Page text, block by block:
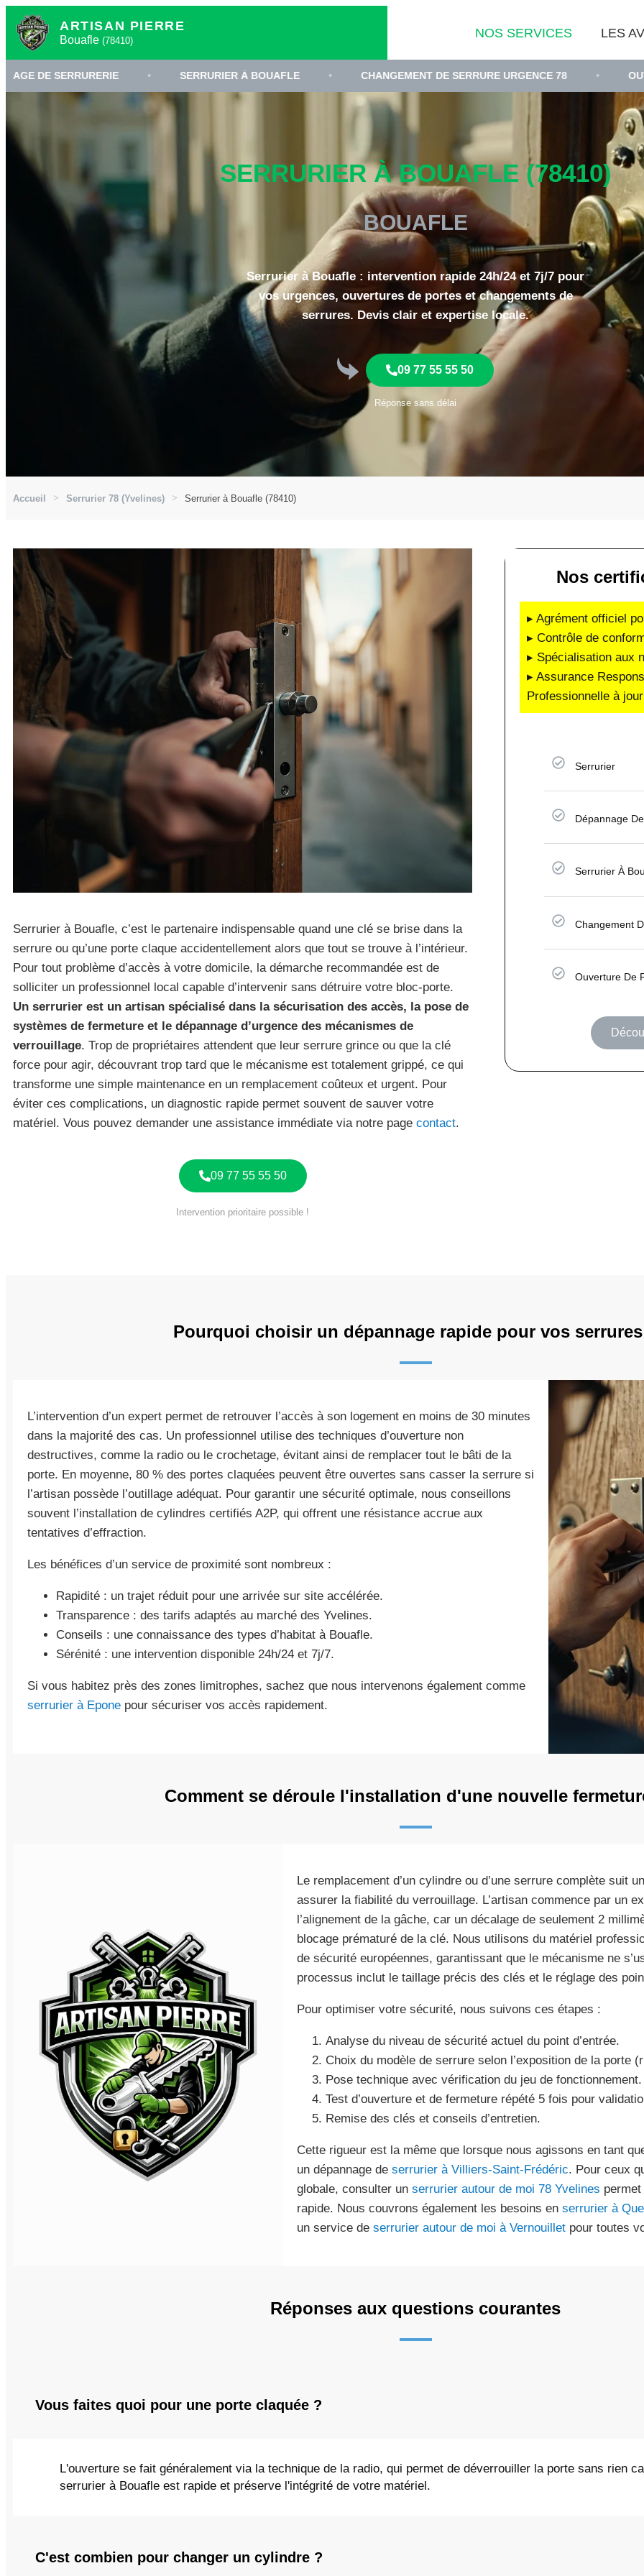
ARTISAN PIERRE
Bouafle (78410)
NOS SERVICES LES
• SERRURIER À BOUAFLE • CHANGEMENT DE SERRURE URGENCE 78 • OUVERTURE
SERRURIER À BOUAFLE (78410)
BOUAFLE
Serrurier à Bouafle : intervention rapide 24h/24 et 7j/7 pour
vos urgences, ouvertures de portes et changements de
serrures. Devis clair et expertise locale.
09 77 55 55 50
Réponse sans délai
Accueil Serrurier 78 (Yvelines) Serrurier à Bouafle (78410)
Serrurier à Bouafle, c’est le partenaire indispensable quand une clé se brise dans la
serrure ou qu’une porte claque accidentellement alors que tout se trouve à l’intérieur.
Pour tout problème d’accès à votre domicile, la démarche recommandée est de
solliciter un professionnel local capable d’intervenir sans détruire votre bloc-porte.
Un serrurier est un artisan spécialisé dans la sécurisation des accès, la pose de
systèmes de fermeture et le dépannage d’urgence des mécanismes de
verrouillage. Trop de propriétaires attendent que leur serrure grince ou que la clé
force pour agir, découvrant trop tard que le mécanisme est totalement grippé, ce qui
transforme une simple maintenance en un remplacement coûteux et urgent. Pour
éviter ces complications, un diagnostic rapide permet souvent de sauver votre
matériel. Vous pouvez demander une assistance immédiate via notre page contact.
09 77 55 55 50
Intervention prioritaire possible !
Nos
▸ Agrément officiel
▸ Contrôle de
▸ Spécialisation aux
▸ Assurance
Professionnelle à jour
Serrurier
Dépannage
Serrurier À
Changement
Ouverture De
Pourquoi choisir un dépannage rapide pour vos
L’intervention d’un expert permet de retrouver l’accès à son logement en moins de 30 minutes
dans la majorité des cas. Un professionnel utilise des techniques d’ouverture non
destructives, comme la radio ou le crochetage, évitant ainsi de remplacer tout le bâti de la
porte. En moyenne, 80 % des portes claquées peuvent être ouvertes sans casser la serrure si
l’artisan possède l’outillage adéquat. Pour garantir une sécurité optimale, nous conseillons
souvent l’installation de cylindres certifiés A2P, qui offrent une résistance accrue aux
tentatives d’effraction.
Les bénéfices d’un service de proximité sont nombreux :
Rapidité : un trajet réduit pour une arrivée sur site accélérée.
Transparence : des tarifs adaptés au marché des Yvelines.
Conseils : une connaissance des types d’habitat à Bouafle.
Sérénité : une intervention disponible 24h/24 et 7j/7.
Si vous habitez près des zones limitrophes, sachez que nous intervenons également comme
serrurier à Epone pour sécuriser vos accès rapidement.
Comment se déroule l'installation d'une nouvelle
Le remplacement d’un cylindre ou d’une serrure complète suit
assurer la fiabilité du verrouillage. L’artisan commence par un
l’alignement de la gâche, car un décalage de seulement 2
blocage prématuré de la clé. Nous utilisons du matériel
de sécurité européennes, garantissant que le mécanisme ne
processus inclut le taillage précis des clés et le réglage des
Pour optimiser votre sécurité, nous suivons ces étapes :
Analyse du niveau de sécurité actuel du point d’entrée.
Choix du modèle de serrure selon l’exposition de la porte
Pose technique avec vérification du jeu de fonctionnement.
Test d’ouverture et de fermeture répété 5 fois pour
Remise des clés et conseils d’entretien.
Cette rigueur est la même que lorsque nous agissons en tant
un dépannage de serrurier à Villiers-Saint-Frédéric. Pour ceux
globale, consulter un serrurier autour de moi 78 Yvelines permet
rapide. Nous couvrons également les besoins en serrurier à
un service de serrurier autour de moi à Vernouilletpour toutes
Réponses aux questions courantes
Vous faites quoi pour une porte claquée ?
L'ouverture se fait généralement via la technique de la radio, qui permet de déverrouiller la porte sans rien
serrurier à Bouafle est rapide et préserve l'intégrité de votre matériel.
C'est combien pour changer un cylindre ?